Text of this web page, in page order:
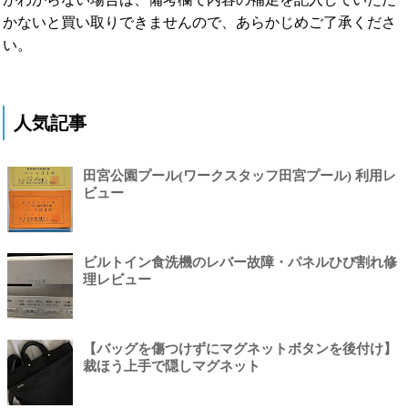
かないと買い取りできませんので、あらかじめご了承くださ
い。
人気記事
田宮公園プール(ワークスタッフ田宮プール) 利用レ
ビュー
ビルトイン食洗機のレバー故障・パネルひび割れ修
理レビュー
【バッグを傷つけずにマグネットボタンを後付け】
裁ほう上手で隠しマグネット